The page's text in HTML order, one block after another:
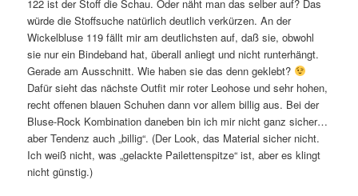
122 ist der Stoff die Schau. Oder näht man das selber auf? Das
würde die Stoffsuche natürlich deutlich verkürzen. An der
Wickelbluse 119 fällt mir am deutlichsten auf, daß sie, obwohl
sie nur ein Bindeband hat, überall anliegt und nicht runterhängt.
Gerade am Ausschnitt. Wie haben sie das denn geklebt?
Dafür sieht das nächste Outfit mir roter Leohose und sehr hohen,
recht offenen blauen Schuhen dann vor allem billig aus. Bei der
Bluse-Rock Kombination daneben bin ich mir nicht ganz sicher…
aber Tendenz auch „billig“. (Der Look, das Material sicher nicht.
Ich weiß nicht, was „gelackte Pailettenspitze“ ist, aber es klingt
nicht günstig.)